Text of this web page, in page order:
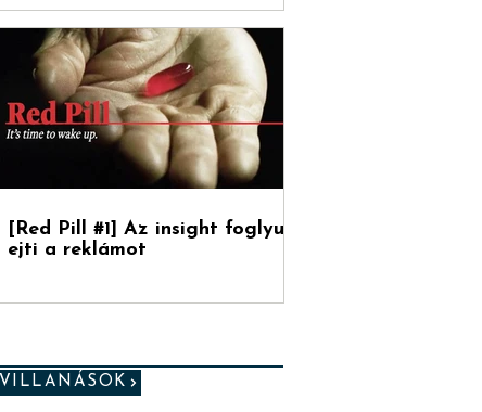
[Red Pill #1] Az insight foglyul
ejti a reklámot
VILLANÁSOK